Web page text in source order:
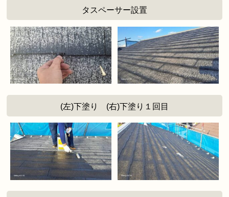
タスペーサー設置
(左)下塗り (右)下塗り１回目